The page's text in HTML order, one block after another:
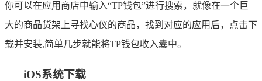
你可以在应用商店中输入“TP钱包”进行搜索，就像在一个巨
大的商品货架上寻找心仪的商品，找到对应的应用后，点击下
载并安装,简单几步就能将TP钱包收入囊中。
iOS系统下载